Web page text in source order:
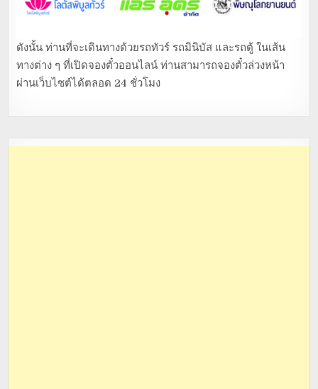
ดังนั้น ท่านที่จะเดินทางด้วยรถทัวร์ รถมินิบัส และรถตู้ ในเส้น
ทางต่าง ๆ ที่เปิดจองตั๋วออนไลน์ ท่านสามารถจองตั๋วล่วงหน้า
ผ่านเว็บไซต์ได้ตลอด 24 ชั่วโมง